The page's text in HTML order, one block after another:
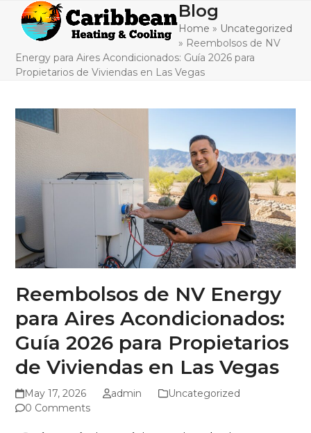
content
Open
mobile
menu
Close
mobile
menu
Blog
Home » Uncategorized
» Reembolsos de NV
Energy para Aires Acondicionados: Guía 2026 para
Propietarios de Viviendas en Las Vegas
Reembolsos de NV Energy
para Aires Acondicionados:
Guía 2026 para Propietarios
de Viviendas en Las Vegas
May 17, 2026 admin
Uncategorized
0 Comments